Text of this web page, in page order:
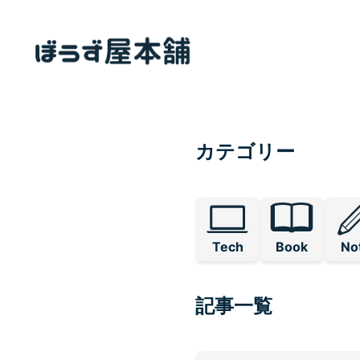
カテゴリー
Tech Book
記事一覧